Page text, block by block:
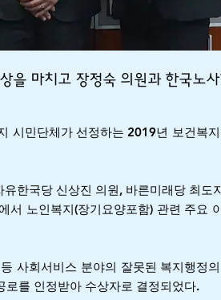
을 마치고 장정숙 의원과 한국노
시민단체가 선정하는 2019년 보건복
한국당 신상진 의원, 바른미래당 최도
노인복지(장기요양포함) 관련 주요
사회서비스 분야의 잘못된 복지행정
를 인정받아 수상자로 결정되었다.